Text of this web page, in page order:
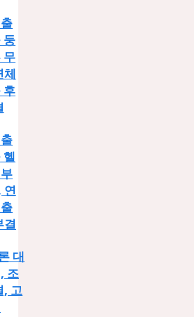
둥
무
체
후
헬
연
결
대
조
, 고